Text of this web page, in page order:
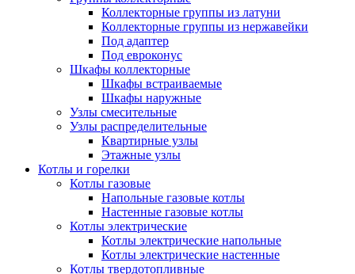
Коллекторные группы из латуни
Коллекторные группы из нержавейки
Под адаптер
Под евроконус
Шкафы коллекторные
Шкафы встраиваемые
Шкафы наружные
Узлы смесительные
Узлы распределительные
Квартирные узлы
Этажные узлы
Котлы и горелки
Котлы газовые
Напольные газовые котлы
Настенные газовые котлы
Котлы электрические
Котлы электрические напольные
Котлы электрические настенные
Котлы твердотопливные